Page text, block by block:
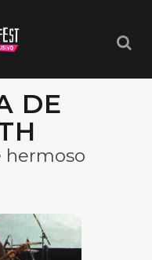
DE
hermoso